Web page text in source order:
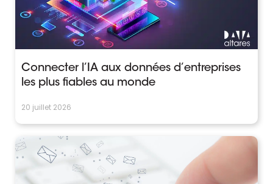
Connecter l’IA aux données d’entreprises
les plus fiables au monde
20 juillet 2026